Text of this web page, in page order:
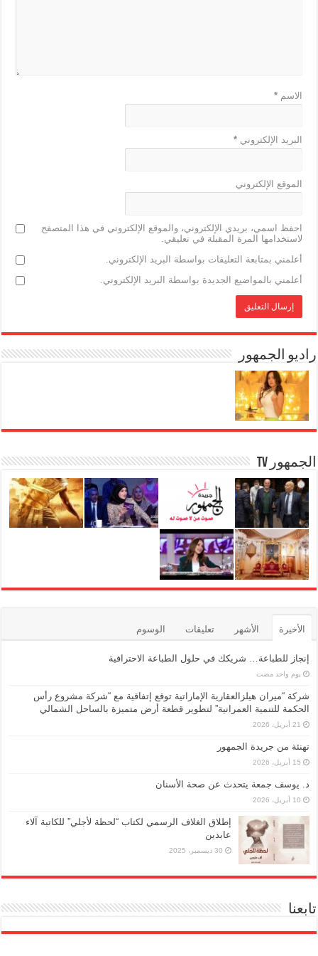
الاسم*
البريد الإلكتروني*
الموقع الإلكتروني
احفظ اسمي، بريدي الإلكتروني، والموقع الإلكتروني في هذا المتصفح
لاستخدامها المرة المقبلة في تعليقي.
أعلمني بمتابعة التعليقات بواسطة البريد الإلكتروني.
أعلمني بالمواضيع الجديدة بواسطة البريد الإلكتروني.
راديو الجمهور
الجمهور TV
الأخيرة الأشهر تعليقات الوسوم
إنجاز للطباعة… شريكك في حلول الطباعة الاحترافية
‏يوم واحد مضت
شركة “ميران هيلزالعقارية الإماراتية توقع إتفاقية مع “شركة مشروع رأس
الحكمة للتنمية العمرانية” لتطوير قطعة أرض متميزة بالساحل الشمالي
21 أبريل، 2026
تهنئة من جريدة الجمهور
15 أبريل، 2026
د. يوسف جمعة يتحدث عن صحة الأسنان
10 أبريل، 2026
إطلاق الغلاف الرسمي لكتاب “لحظة لأجلي” للكاتبة آلاء
عابدين
30 ديسمبر، 2025
تابعنا